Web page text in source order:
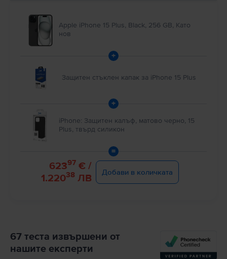
Apple iPhone 15 Plus, Black, 256 GB, Като
нов
+
Защитен стъклен капак за iPhone 15 Plus
+
iPhone: Защитен калъф, матово черно, 15
Plus, твърд силикон
=
62397 € /
1.22038 ЛВ Добави в количката
67 теста извършени от
нашите експерти